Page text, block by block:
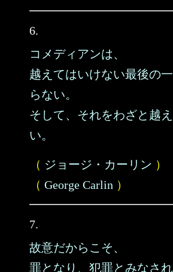
6.
コメディアンは、
越えてはいけない最後の
らない。
そして、それをわざと越
い。
（ ジョージ・カーリン ）
（ George Carlin ）
7.
故意だからこそ、
罪となり、犯罪とみなされ